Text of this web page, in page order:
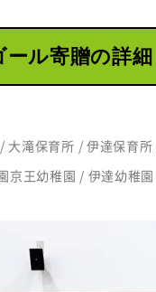
ル寄贈の詳細
大滝保育所 / 伊達保育
京王幼稚園 / 伊達幼稚園